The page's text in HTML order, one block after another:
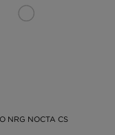
NRG NOCTA CS